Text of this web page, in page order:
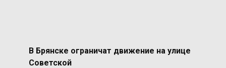
В Брянске ограничат движение на улице
Советской